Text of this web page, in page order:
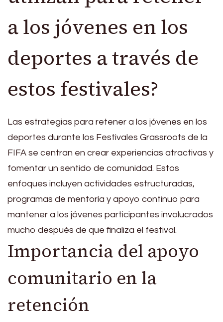
a los jóvenes en los
deportes a través de
estos festivales?
Las estrategias para retener a los jóvenes en los
deportes durante los Festivales Grassroots de la
FIFA se centran en crear experiencias atractivas y
fomentar un sentido de comunidad. Estos
enfoques incluyen actividades estructuradas,
programas de mentoría y apoyo continuo para
mantener a los jóvenes participantes involucrados
mucho después de que finaliza el festival.
Importancia del apoyo
comunitario en la
retención